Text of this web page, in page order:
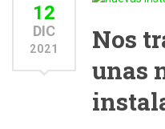
12
DIC
2021
Nos
unas